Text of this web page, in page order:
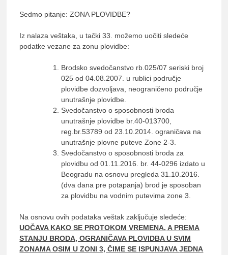
Sedmo pitanje: ZONA PLOVIDBE?
Iz nalaza veštaka, u tački 33. možemo uočiti sledeće
podatke vezane za zonu plovidbe:
Brodsko svedočanstvo rb.025/07 seriski broj
025 od 04.08.2007. u rublici područje
plovidbe dozvoljava, neograničeno područje
unutrašnje plovidbe.
Svedočanstvo o sposobnosti broda
unutrašnje plovidbe br.40-013700,
reg.br.53789 od 23.10.2014. ograničava na
unutrašnje plovne puteve Zone 2-3.
Svedočanstvo o sposobnosti broda za
plovidbu od 01.11.2016. br. 44-0296 izdato u
Beogradu na osnovu pregleda 31.10.2016.
(dva dana pre potapanja) brod je sposoban
za plovidbu na vodnim putevima zone 3.
Na osnovu ovih podataka veštak zaključuje sledeće:
UOČAVA KAKO SE PROTOKOM VREMENA, A PREMA
STANJU BRODA, OGRANIČAVA PLOVIDBA U SVIM
ZONAMA OSIM U ZONI 3, ČIME SE ISPUNJAVAJEDNA